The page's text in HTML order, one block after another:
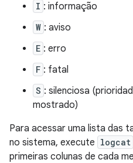
I : informação
W : aviso
E : erro
F : fatal
S : silenciosa
mostrado)
Para acessar uma lista das
no sistema, execute logcat
primeiras colunas de cada